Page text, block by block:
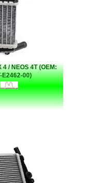
/ NEOS 4T (OEM:
E2462-00)